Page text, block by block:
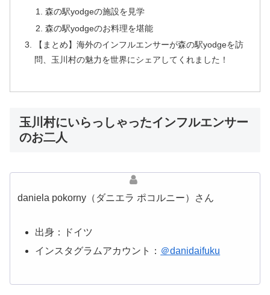
森の駅yodgeの施設を見学
森の駅yodgeのお料理を堪能
【まとめ】海外のインフルエンサーが森の駅yodgeを訪
問、玉川村の魅力を世界にシェアしてくれました！
玉川村にいらっしゃったインフルエンサー
のお二人
daniela pokorny（ダニエラ ポコルニー）さん
出身：ドイツ
インスタグラムアカウント： ＠danidaifuku